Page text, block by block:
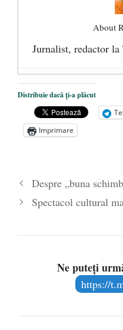
About
Jurnalist, redactor la
Un bit sau patru
doar alb și negru
Din dragoste
2013
Distribuie dacă ți-a plăcut
Imprimare
Despre „buna
Spectacol cultural
Ne puteți
https://